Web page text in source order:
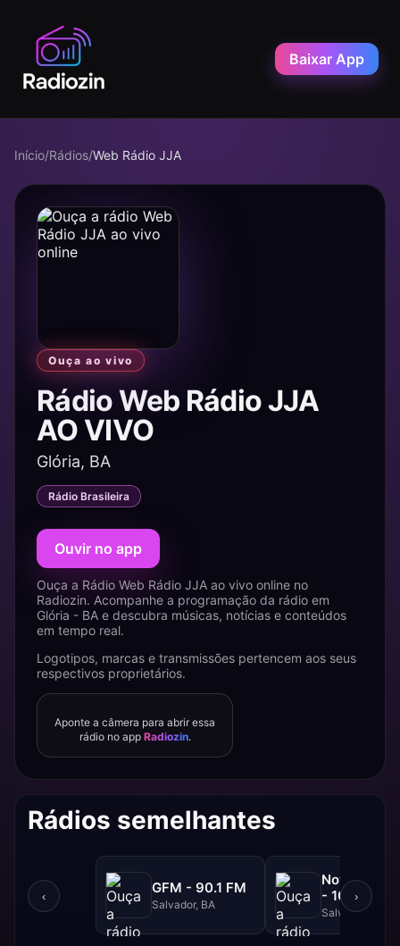
Baixar App
Início/Rádios/Web Rádio JJA
Ouça ao vivo
Rádio Web Rádio JJA
AO VIVO
Glória, BA
Rádio Brasileira
Ouvir no app
Ouça a Rádio Web Rádio JJA ao vivo online no
Radiozin. Acompanhe a programação da rádio em
Glória - BA e descubra músicas, notícias e conteúdos
em tempo real.
Logotipos, marcas e transmissões pertencem aos seus
respectivos proprietários.
Aponte a câmera para abrir essa
rádio no app Radiozin.
Rádios semelhantes
‹
GFM - 90.1 FM
Salvador, BA
NovaBrasil
- 104.7 FM
Salvador, BA
›